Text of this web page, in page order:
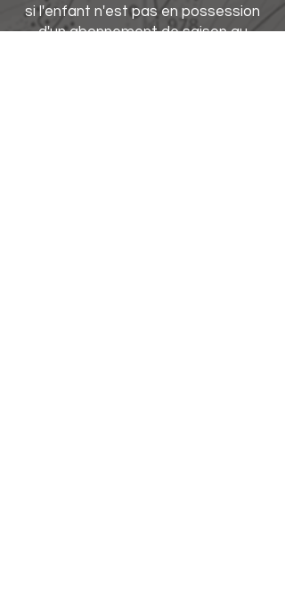
si l'enfant n'est pas en possession
d'unabonnement de saison au